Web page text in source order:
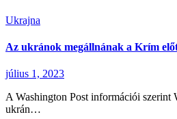
Ukrajna
Az ukránok megállnának a Krím
július 1, 2023
A Washington Post információi
ukrán…